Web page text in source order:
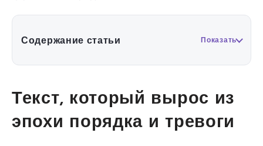
Содержание статьи Показать
Текст, который вырос из
эпохи порядка и тревоги